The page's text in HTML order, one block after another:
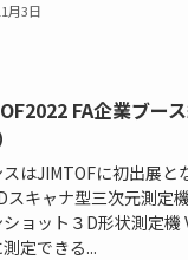
月3日
FA企業ブー
はJIMTOFに初出展
スキャナ型三次元測定
ショット３D形状測定
定できる...